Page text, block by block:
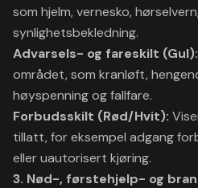
som hjelm, vernesko,
synlighetsbekledning.
Advarsels- og fareskilt (Gul):
området, som kranløft,
høyspenning og fallfare.
Forbudsskilt (Rød/Hvit):
tillatt, for eksempel adgang
eller uautorisert kjøring.
3. Nød-, førstehjelp- og